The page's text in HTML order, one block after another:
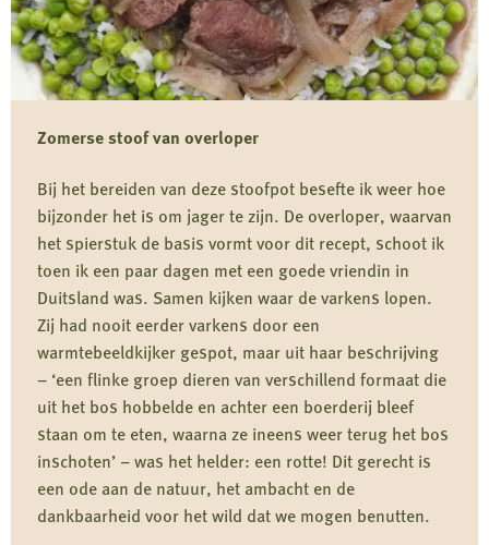
Zwijn
Zomerse stoof van overloper
Bij het bereiden van deze stoofpot besefte ik weer hoe
bijzonder het is om jager te zijn. De overloper, waarvan
het spierstuk de basis vormt voor dit recept, schoot ik
toen ik een paar dagen met een goede vriendin in
Duitsland was. Samen kijken waar de varkens lopen.
Zij had nooit eerder varkens door een
warmtebeeldkijker gespot, maar uit haar beschrijving
– ‘een flinke groep dieren van verschillend formaat die
uit het bos hobbelde en achter een boerderij bleef
staan om te eten, waarna ze ineens weer terug het bos
inschoten’ – was het helder: een rotte! Dit gerecht is
een ode aan de natuur, het ambacht en de
dankbaarheid voor het wild dat we mogen benutten.